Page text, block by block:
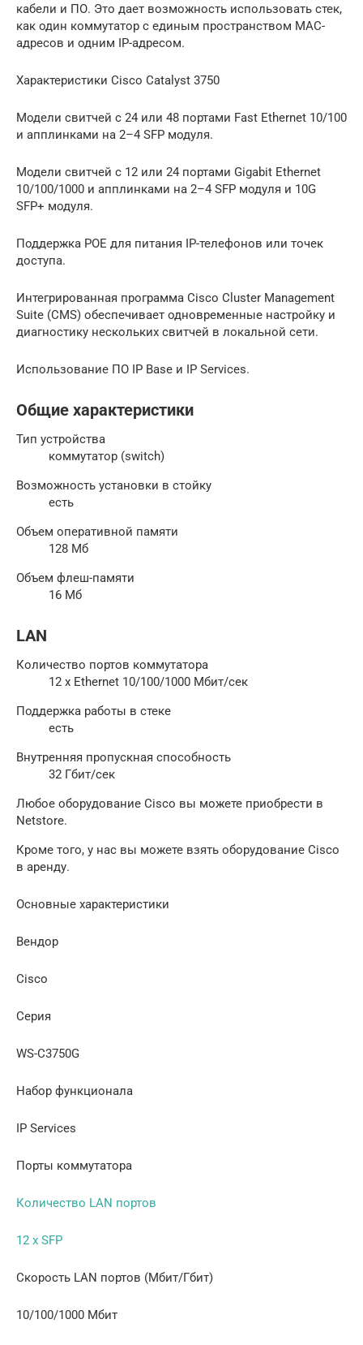
кабели и ПО. Это дает возможность использовать стек,
как один коммутатор с единым пространством МАС-
адресов и одним IP-адресом.
Характеристики Cisco Catalyst 3750
Модели свитчей с 24 или 48 портами Fast Ethernet 10/100
и апплинками на 2–4 SFP модуля.
Модели свитчей с 12 или 24 портами Gigabit Ethernet
10/100/1000 и апплинками на 2–4 SFP модуля и 10G
SFP+ модуля.
Поддержка POE для питания IP-телефонов или точек
доступа.
Интегрированная программа Cisco Cluster Management
Suite (CMS) обеспечивает одновременные настройку и
диагностику нескольких свитчей в локальной сети.
Использование ПО IP Base и IP Services.
Общие характеристики
Тип устройства
коммутатор (switch)
Возможность установки в стойку
есть
Объем оперативной памяти
128 Мб
Объем флеш-памяти
16 Мб
LAN
Количество портов коммутатора
12 x Ethernet 10/100/1000 Мбит/сек
Поддержка работы в стеке
есть
Внутренняя пропускная способность
32 Гбит/сек
Любое оборудование Cisco вы можете приобрести в
Netstore.
Кроме того, у нас вы можете взять оборудование Cisco
в аренду.
Основные характеристики
Вендор
Cisco
Серия
WS-C3750G
Набор функционала
IP Services
Порты коммутатора
Количество LAN портов
12 x SFP
Скорость LAN портов (Мбит/Гбит)
10/100/1000 Мбит